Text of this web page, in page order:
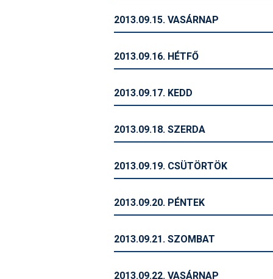
2013.09.15. VASÁRNAP
2013.09.16. HÉTFŐ
2013.09.17. KEDD
2013.09.18. SZERDA
2013.09.19. CSÜTÖRTÖK
2013.09.20. PÉNTEK
2013.09.21. SZOMBAT
2013.09.22. VASÁRNAP